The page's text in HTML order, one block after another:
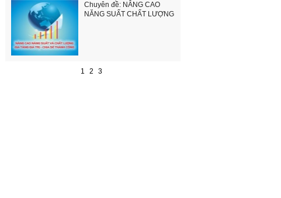
Chuyên đề: NÂNG CAO
NĂNG SUẤT CHẤT LƯỢNG
1 2 3